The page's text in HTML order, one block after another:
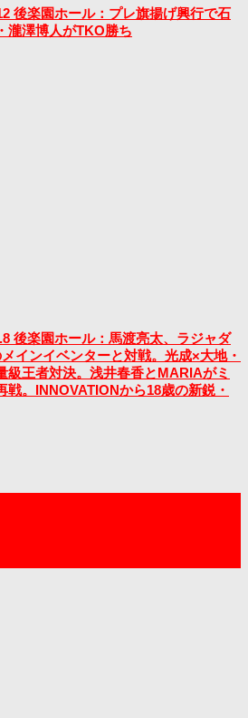
後楽園ホール：プレ旗揚げ興行で石
瀧澤博人がTKO勝ち
後楽園ホール：馬渡亮太、ラジャダ
インイベンターと対戦。光成×大地・
級王者対決。浅井春香とMARIAがミ
戦。INNOVATIONから18歳の新鋭・